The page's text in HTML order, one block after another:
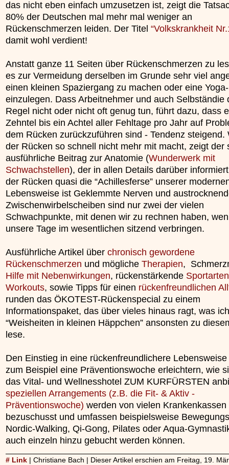
das nicht eben einfach umzusetzen ist, zeigt die
80% der Deutschen mal mehr mal weniger an
Rückenschmerzen leiden. Der Titel “Volkskrankheit
damit wohl verdient!
Anstatt ganze 11 Seiten über Rückenschmerzen zu
es zur Vermeidung derselben im Grunde sehr viel
einen kleinen Spaziergang zu machen oder eine
einzulegen. Dass Arbeitnehmer und auch Selbständie
Regel nicht oder nicht oft genug tun, führt dazu, dass
Zehntel bis ein Achtel aller Fehltage pro Jahr auf
dem Rücken zurückzuführen sind - Tendenz steigend.
der Rücken so schnell nicht mehr mit macht, zeigt der
ausführliche Beitrag zur Anatomie (Wunderwerk mit
Schwachstellen), der in allen Details darüber
der Rücken quasi die “Achillesferse” unserer
Lebensweise ist Geklemmte Nerven und
Zwischenwirbelscheiben sind nur zwei der vielen
Schwachpunkte, mit denen wir zu rechnen haben,
unsere Tage im wesentlichen sitzend verbringen.
Ausführliche Artikel über chronisch gewordene
Rückenschmerzen und mögliche Therapien,
Hilfe mit Nebenwirkungen, rückenstärkende
Workouts, sowie Tipps für einen rückenfreundlichen
runden das ÖKOTEST-Rückenspecial zu einem
Informationspaket, das über vieles hinaus ragt, was
“Weisheiten in kleinen Häppchen” ansonsten zu
lese.
Den Einstieg in eine rückenfreundlichere
zum Beispiel eine Präventionswoche erleichtern, wie
das Vital- und Wellnesshotel ZUM KURFÜRSTEN
speziellen Arrangements (z.B. die Fit- & Aktiv -
Präventionswoche) werden von vielen Krankenkassen
bezuschusst und umfassen beispielsweise
Nordic-Walking, Qi-Gong, Pilates oder Aqua-
auch einzeln hinzu gebucht werden können.
# Link | Christiane Bach | Dieser Artikel erschien am Freitag, 19.